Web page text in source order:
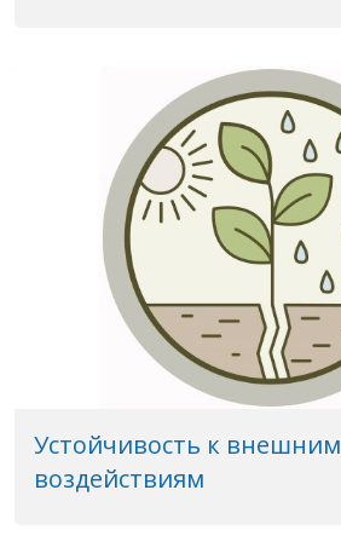
Устойчивость к внешним
воздействиям